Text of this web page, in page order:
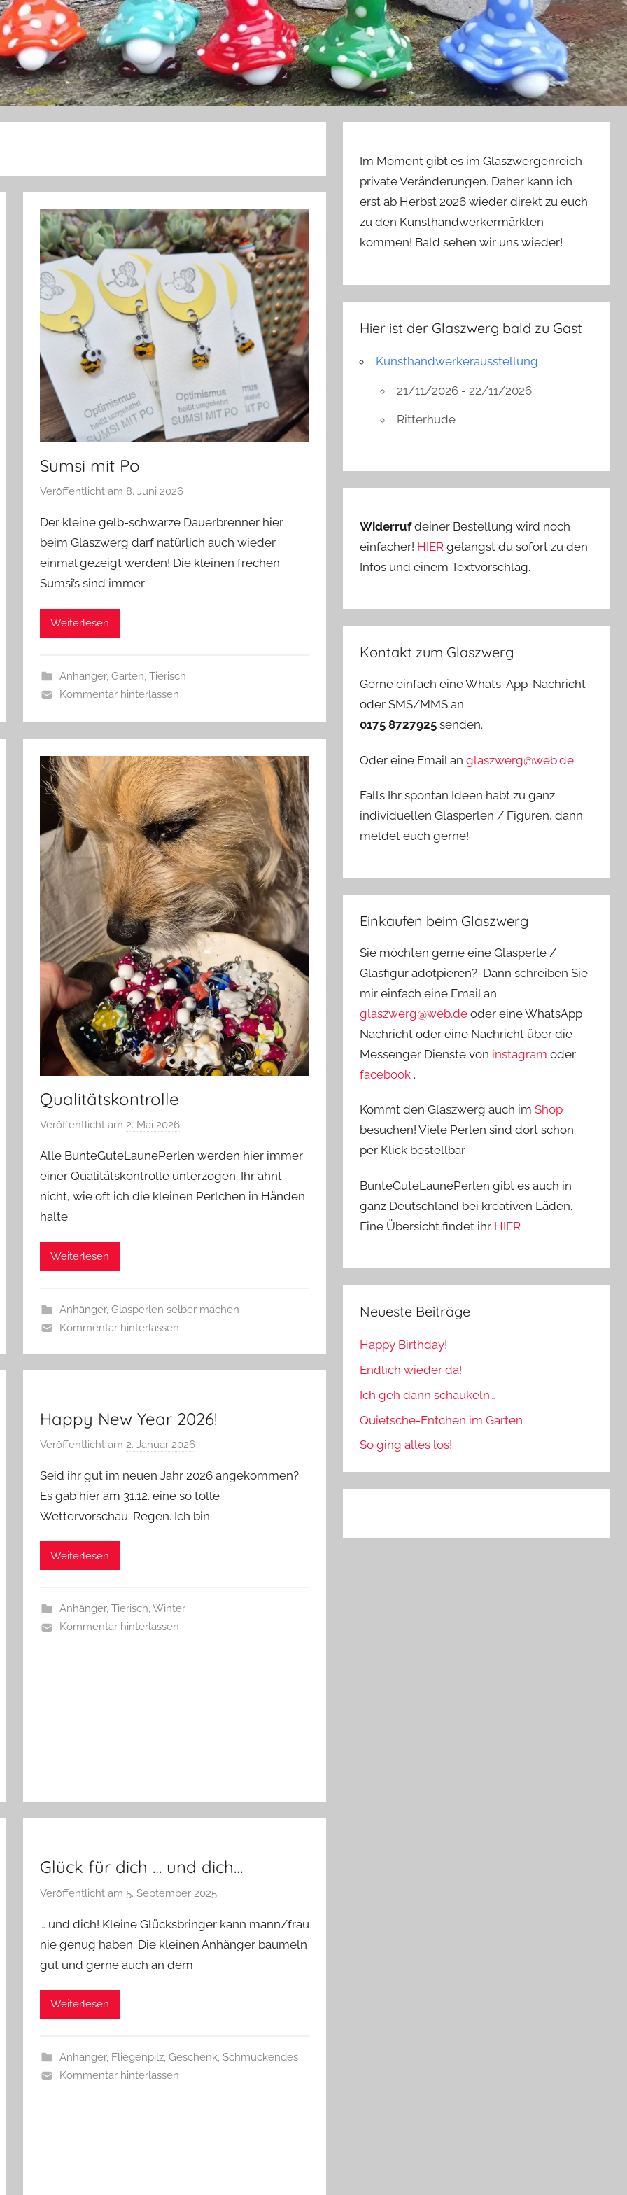
Sumsi mit Po
Veröffentlicht am 8. Juni 2026
n
G
l
r
Der kleine gelb-schwarze Dauerbrenner hier
beim Glaszwerg darf natürlich auch wieder
einmal gezeigt werden! Die kleinen frechen
Sumsi’s sind immer
Weiterlesen
Anhänger, Garten, Tierisch
Kommentar hinterlassen
Qualitätskontrolle
Veröffentlicht am2. Mai 2026
n
G
l
r
Alle BunteGuteLaunePerlen werden hier immer
einer Qualitätskontrolle unterzogen. Ihr ahnt
nicht, wie oft ich die kleinen Perlchen in Händen
halte
Weiterlesen
Anhänger, Glasperlen selber machen
Kommentar hinterlassen
Happy New Year 2026!
Veröffentlicht am2. Januar 2026
n
G
l
Seid ihr gut im neuen Jahr 2026 angekommen?
Es gab hier am 31.12. eine so tolle
Wettervorschau: Regen. Ich bin
Weiterlesen
Anhänger, Tierisch,Winter
Kommentar hinterlassen
Glück für dich … und dich…
Veröffentlicht am 5. September 2025
n
G
e
… und dich! Kleine Glücksbringer kann mann/frau
nie genug haben. Die kleinen Anhänger baumeln
gut und gerne auch an dem
Weiterlesen
Anhänger, Fliegenpilz, Geschenk, Schmückendes
Kommentar hinterlassen
Im Moment gibt es im Glaszwergenreich
private Veränderungen. Daher kann ich
erst ab Herbst 2026 wieder direkt zu euch
zu den Kunsthandwerkermärkten
kommen! Bald sehen wir uns wieder!
Hier ist der Glaszwerg bald zu Gast
Kunsthandwerkerausstellung
21/11/2026 - 22/11/2026
Ritterhude
Widerrufdeiner Bestellung wird noch
einfacher! HIERgelangst du sofort zu den
Infos und einem Textvorschlag.
Kontakt zum Glaszwerg
Gerne einfach eine Whats-App-Nachricht
oder SMS/MMS an
0175 8727925 senden.
Oder eine Email anglaszwerg@web.de
Falls Ihr spontan Ideen habt zu ganz
individuellen Glasperlen / Figuren, dann
meldet euch gerne!
Einkaufen beim Glaszwerg
Sie möchten gerne eine Glasperle /
Glasfigur adotpieren? Dann schreiben Sie
mir einfach eine Email an
glaszwerg@web.de oder eine WhatsApp
Nachricht oder eine Nachricht über die
Messenger Dienste von instagram oder
facebook .
Kommt den Glaszwerg auch imShop
besuchen! Viele Perlen sind dort schon
per Klick bestellbar.
BunteGuteLaunePerlen gibt es auch in
ganz Deutschland bei kreativen Läden.
Eine Übersicht findet ihr HIER
Neueste Beiträge
Happy Birthday!
Endlich wieder da!
Ich geh dann schaukeln…
Quietsche-Entchen im Garten
So ging alles los!